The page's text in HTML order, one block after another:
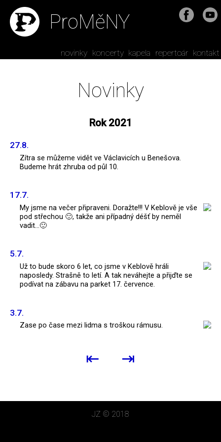
ProMěNY
novinky koncerty kapela repertoár kontakt
Novinky
Rok 2021
27.8.
Zítra se můžeme vidět ve Václavicích u Benešova.
Budeme hrát zhruba od půl 10.
17.7.
My jsme na večer připraveni. Doražte!!! V Keblově je vše
pod střechou 🙂, takže ani případný déšť by neměl
vadit...🙂
5.7.
Už to bude skoro 6 let, co jsme v Keblově hráli
naposledy. Strašně to letí. A tak neváhejte a přijďte se
podívat na zábavu na parket 17. července.
3.7.
Zase po čase mezi lidma s troškou rámusu.
⇤ ⇥
JZ © 2018